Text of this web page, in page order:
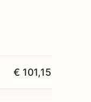
€ 101,15